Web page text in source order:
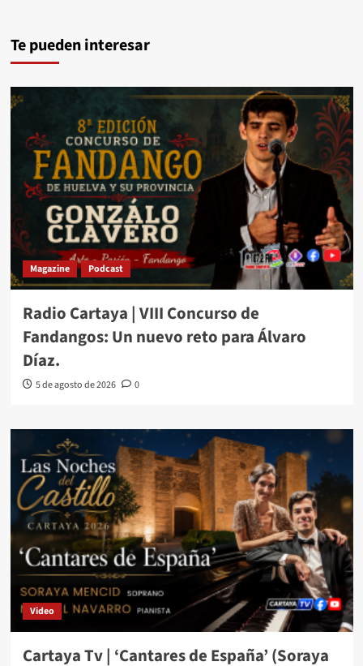
Te pueden interesar
Magazine Podcast
Radio Cartaya | VIII Concurso de
Fandangos: Un nuevo reto para Álvaro
Díaz.
5 de agosto de 2026 0
Video
Cartaya Tv | ‘Cantares de España’ (Soraya